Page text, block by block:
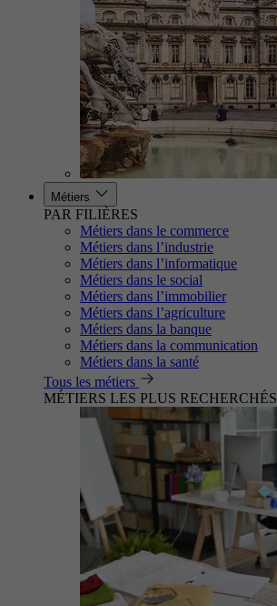
Métiers
PAR FILIÈRES
Métiers dans le commerce
Métiers dans l’industrie
Métiers dans l’informatique
Métiers dans le social
Métiers dans l’immobilier
Métiers dans l’agriculture
Métiers dans la banque
Métiers dans la communication
Métiers dans la santé
Tous les métiers
MÉTIERS LES PLUS RECHERCHÉS